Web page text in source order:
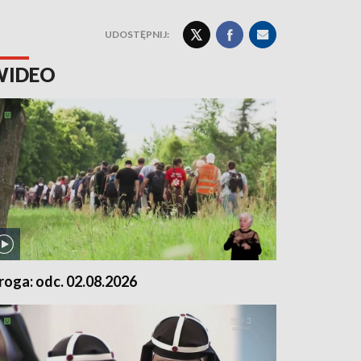
UDOSTĘPNIJ:
odc. 02.08.2026